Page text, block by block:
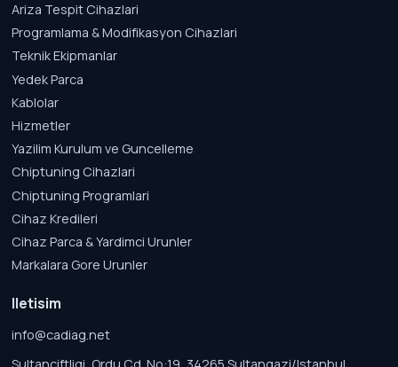
Ariza Tespit Cihazlari
Programlama & Modifikasyon Cihazlari
Teknik Ekipmanlar
Yedek Parca
Kablolar
Hizmetler
Yazilim Kurulum ve Guncelleme
Chiptuning Cihazlari
Chiptuning Programlari
Cihaz Kredileri
Cihaz Parca & Yardimci Urunler
Markalara Gore Urunler
Iletisim
info@cadiag.net